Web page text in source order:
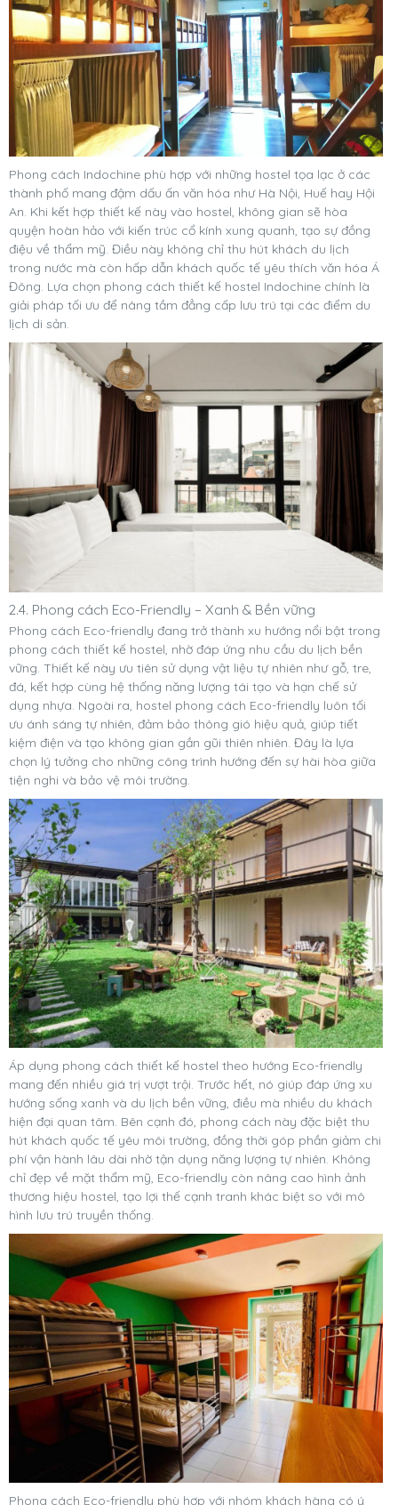
Phong cách Indochine phù hợp với những hostel tọa lạc ở các
thành phố mang đậm dấu ấn văn hóa như Hà Nội, Huế hay Hội
An. Khi kết hợp thiết kế này vào hostel, không gian sẽ hòa
quyện hoàn hảo với kiến trúc cổ kính xung quanh, tạo sự đồng
điệu về thẩm mỹ. Điều này không chỉ thu hút khách du lịch
trong nước mà còn hấp dẫn khách quốc tế yêu thích văn hóa Á
Đông. Lựa chọn phong cách thiết kế hostel Indochine chính là
giải pháp tối ưu để nâng tầm đẳng cấp lưu trú tại các điểm du
lịch di sản.
2.4. Phong cách Eco-Friendly – Xanh & Bền vững
Phong cách Eco-friendly đang trở thành xu hướng nổi bật trong
phong cách thiết kế hostel, nhờ đáp ứng nhu cầu du lịch bền
vững. Thiết kế này ưu tiên sử dụng vật liệu tự nhiên như gỗ, tre,
đá, kết hợp cùng hệ thống năng lượng tái tạo và hạn chế sử
dụng nhựa. Ngoài ra, hostel phong cách Eco-friendly luôn tối
ưu ánh sáng tự nhiên, đảm bảo thông gió hiệu quả, giúp tiết
kiệm điện và tạo không gian gần gũi thiên nhiên. Đây là lựa
chọn lý tưởng cho những công trình hướng đến sự hài hòa giữa
tiện nghi và bảo vệ môi trường.
Áp dụng phong cách thiết kế hostel theo hướng Eco-friendly
mang đến nhiều giá trị vượt trội. Trước hết, nó giúp đáp ứng xu
hướng sống xanh và du lịch bền vững, điều mà nhiều du khách
hiện đại quan tâm. Bên cạnh đó, phong cách này đặc biệt thu
hút khách quốc tế yêu môi trường, đồng thời góp phần giảm chi
phí vận hành lâu dài nhờ tận dụng năng lượng tự nhiên. Không
chỉ đẹp về mặt thẩm mỹ, Eco-friendly còn nâng cao hình ảnh
thương hiệu hostel, tạo lợi thế cạnh tranh khác biệt so với mô
hình lưu trú truyền thống.
Phong cách Eco-friendly phù hợp với nhóm khách hàng có ý